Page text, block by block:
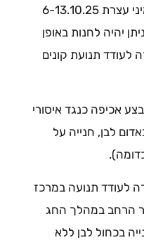
ערב חג סוכות, חול המועד, שמיני עצרת 6-13.10.25
יהיה לחנות באופן
לעודד תנועת קונים
אכיפה כנגד איסורי
לבן, חנייה על
לעודד תנועה במרכז
הרחב במהלך החג
בכחול לבן ללא